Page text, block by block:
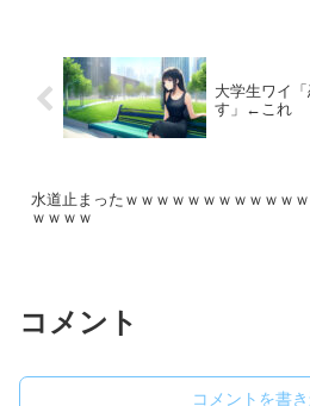
大学生ワイ
す」←これ
水道止まったｗｗｗｗｗｗｗｗｗｗｗｗ
ｗｗｗｗ
コメント
コメントを書